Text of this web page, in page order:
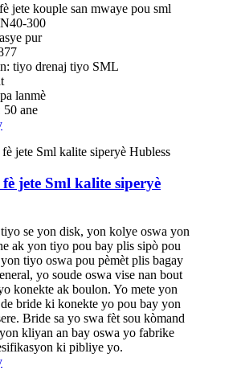
jete kouple san mwaye pou sml
300
pur
tiyo drenaj tiyo SML
lanmè
50 ane
jete Sml kalite siperyè
se yon disk, yon kolye oswa yon
ak yon tiyo pou bay plis sipò pou
tiyo oswa pou pèmèt plis bagay
yo soude oswa vise nan bout
konekte ak boulon. Yo mete yon
bride ki konekte yo pou bay yon
Bride sa yo swa fèt sou kòmand
kliyan an bay oswa yo fabrike
ki pibliye yo.